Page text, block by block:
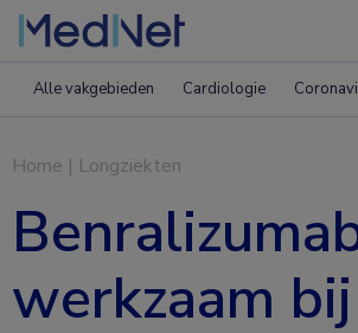
Alle vakgebieden Cardiologie
Home | Longziekten
werkzaam bij